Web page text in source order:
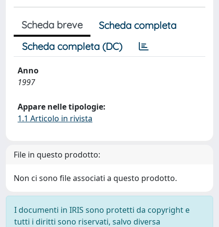
Scheda breve
Scheda completa
Scheda completa (DC)
Anno
1997
Appare nelle tipologie:
1.1 Articolo in rivista
File in questo prodotto:
Non ci sono file associati a questo prodotto.
I documenti in IRIS sono protetti da copyright e
tutti i diritti sono riservati, salvo diversa